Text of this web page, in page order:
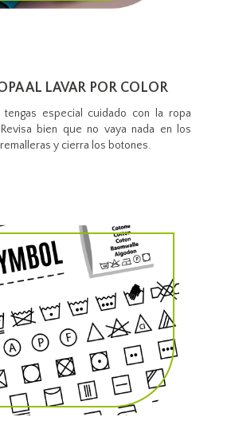
AL LAVAR POR COLOR
tengas especial cuidado con la ropa
bien que no vaya nada en los
y cierra los botones.